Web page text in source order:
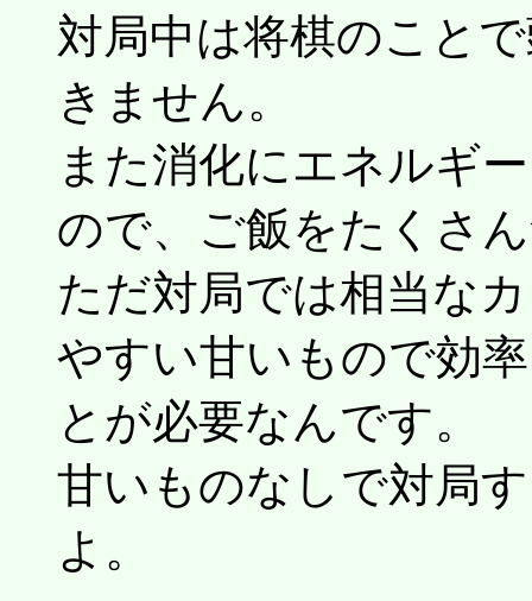
対局中は将棋のこと
きません。
また消化にエネルギ
ので、ご飯をたくさ
ただ対局では相当な
やすい甘いもので効
とが必要なんです。
甘いものなしで対局
よ。